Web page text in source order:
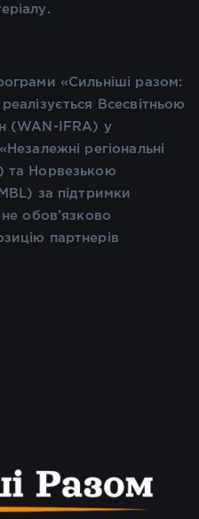
«Сильніші разом:
Всесвітньою
(WAN-IFRA) у
регіональні
та Норвезькою
за підтримки
не обов’язково
партнерів